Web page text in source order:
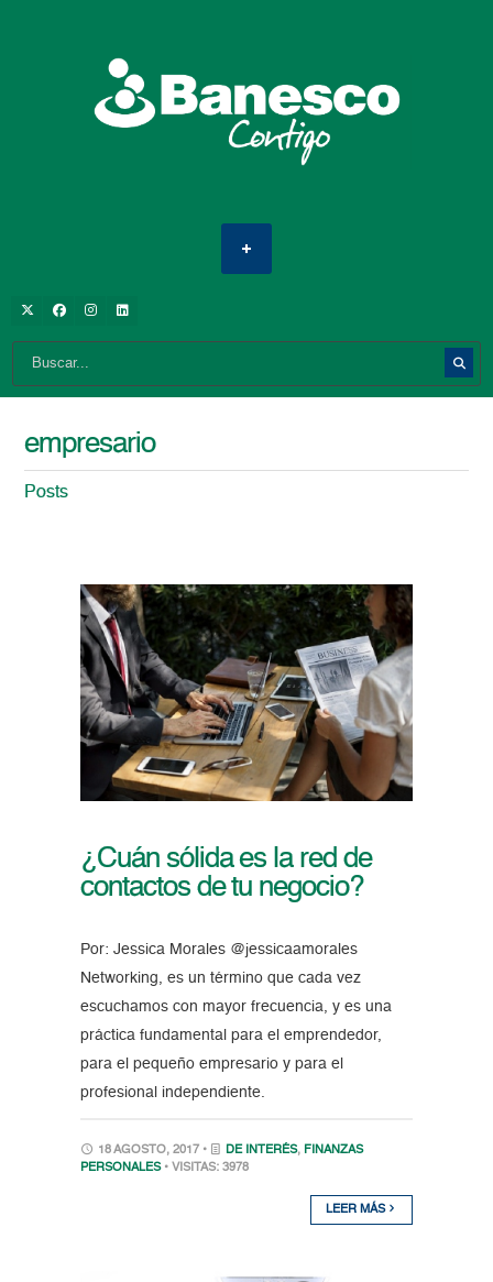
empresario
Posts
¿Cuán sólida es la red de
contactos de tu negocio?
Por: Jessica Morales @jessicaamorales
Networking, es un término que cada vez
escuchamos con mayor frecuencia, y es una
práctica fundamental para el emprendedor,
para el pequeño empresario y para el
profesional independiente.
18 AGOSTO, 2017 • DE INTERÉS, FINANZAS
PERSONALES • VISITAS: 3978
LEER MÁS